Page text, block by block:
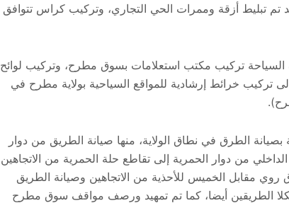
تم تبليط أزقة وممرات الحي التجاري، وتركيب كراس تتوافق
السياحة تركيب مكتب استعلامات بسوق مطرح، وتركيب لوائح
خرائط إرشادية للمواقع السياحية بولاية مطرح في
الطرق في نطاق الولاية، منها صيانة الطريق من دوار
من دوار الحمرية إلى تقاطع حلة الحمرية من الاتجاهين
سوق روي مقابل الخميس للأحذية من الاتجاهين وصيانة الطريق
من الحمرية إلى دوار الحمرية بطول 200 م لكلا الطريقين أيضا، كما تم تمهيد ورصف مواقف سوق مطرح